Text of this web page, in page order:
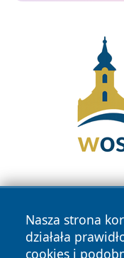
Nasza strona
działała
cookies i